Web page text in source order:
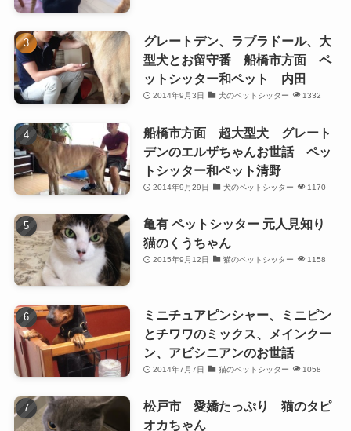
グレートデン、ラブラドール、大
型犬とお留守番 船橋市方面 ペ
ットシッター和ペット 内田
2014年9月3日 犬のペットシッター 1332
船橋市方面 超大型犬 グレート
デンのエルザちゃんお世話 ペッ
トシッター和ペット清野
2014年9月29日 犬のペットシッター 1170
亀有 ペットシッター 元人見知り
猫のくうちゃん
2015年9月12日 猫のペットシッター 1158
ミニチュアピンシャー、ミニピン
とチワワのミックス、メインクー
ン、アビシニアンのお世話
2014年7月7日 猫のペットシッター 1058
松戸市 愛嬌たっぷり 猫のタピ
オカちゃん